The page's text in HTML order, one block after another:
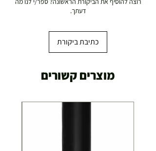
דעתך.
כתיבת ביקורת
מוצרים קשורים